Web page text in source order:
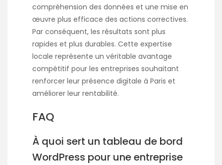
compréhension des données et une mise en
œuvre plus efficace des actions correctives.
Par conséquent, les résultats sont plus
rapides et plus durables. Cette expertise
locale représente un véritable avantage
compétitif pour les entreprises souhaitant
renforcer leur présence digitale à Paris et
améliorer leur rentabilité.
FAQ
À quoi sert un tableau de bord
WordPress pour une entreprise